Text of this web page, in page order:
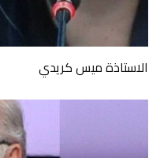
الاستاذة ميس كريدي